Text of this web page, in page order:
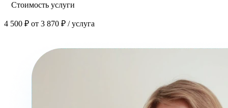
Стоимость услуги
4 500 ₽ от 3 870 ₽ / услуга